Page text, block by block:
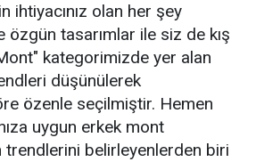
ihtiyacınız olan her şey
tasarımlar ile siz de kış
kategorimizde yer alan
düşünülerek
özenle seçilmiştir. Hemen
uygun erkek mont
trendlerini belirleyenlerden biri